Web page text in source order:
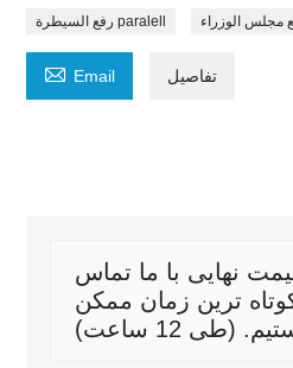
رفع السيطرة paralell مجلس الوزراء
 Email تفاصيل
نهایی با ما تماس
ترین زمان ممکن
(طی 12 ساعت)